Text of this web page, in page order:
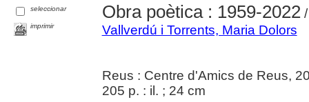
seleccionar
imprimir
Obra poètica : 1959-2022/
Vallverdú i Torrents, Maria Dolors
Reus : Centre d'Amics de Reus,
205 p. : il. ; 24 cm